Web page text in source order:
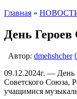
Главная »
День Героев
Автор: dmehshcher
09.12.2024г. — День
Советского Союза,
учащимися